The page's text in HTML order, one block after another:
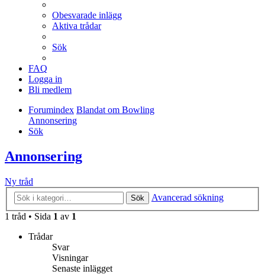
Obesvarade inlägg
Aktiva trådar
Sök
FAQ
Logga in
Bli medlem
Forumindex Blandat om Bowling
Annonsering
Sök
Annonsering
Ny tråd
Sök
Avancerad sökning
1 tråd • Sida 1 av 1
Trådar
Svar
Visningar
Senaste inlägget